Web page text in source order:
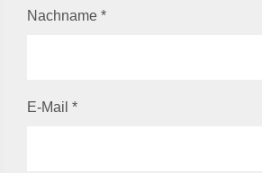
Nachname *
E-Mail *